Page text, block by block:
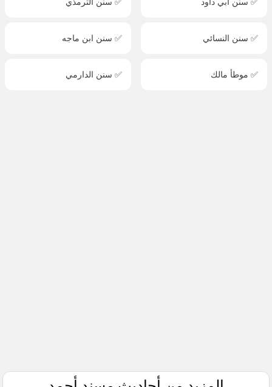
✅ سنن النسائي ✅ سنن ابن ماجه
✅ موطأ مالك ✅ سنن الدارمي